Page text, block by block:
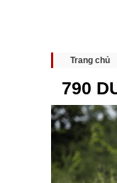
Trang chủ
790